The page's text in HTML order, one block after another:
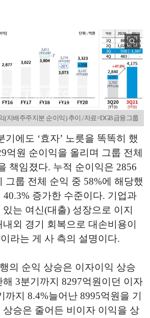
(지배주주지분 순이익) 추이./자료=DGB금융그룹
기에도 ‘효자’ 노릇을 똑똑히 했
억원 순이익을 올리며 그룹 전체
책임졌다. 누적 순이익은 2856
그룹 전체 순익 중 58%에 해당했
40.3% 증가한 수준이다. 기업과
는 여신(대출) 성장으로 이지
외 경기 회복으로 대손비용이
라는 게 사 측의 설명이다.
의 순익 상승은 이자이익 상승
3분기까지 8297억원이던 이자
까지 8.4%늘어난 8995억원을 기
승은 줄어든 비이자 이익을 상